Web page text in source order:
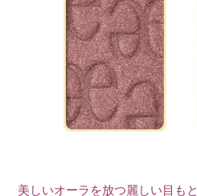
美しいオーラを放つ麗しい目もと